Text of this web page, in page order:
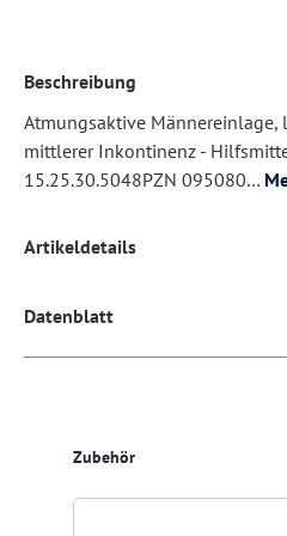
Beschreibung
Atmungsaktive Männereinlage,
mittlerer Inkontinenz -
15.25.30.5048PZN 095080…
Artikeldetails
Datenblatt
Produktgalerie überspringen
Zubehör